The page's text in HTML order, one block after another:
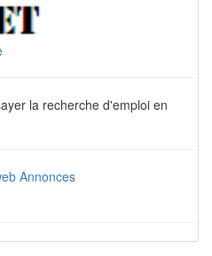
la recherche d'emploi en
Annonces